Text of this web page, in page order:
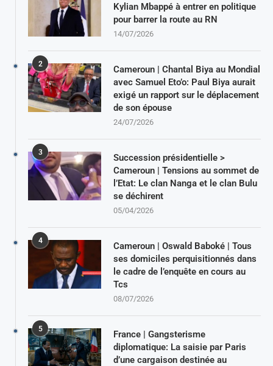
Kylian Mbappé à entrer en politique
pour barrer la route au RN
14/07/2026
2
Cameroun | Chantal Biya au Mondial
avec Samuel Eto’o: Paul Biya aurait
exigé un rapport sur le déplacement
de son épouse
24/07/2026
3
Succession présidentielle >
Cameroun | Tensions au sommet de
l’Etat: Le clan Nanga et le clan Bulu
se déchirent
05/04/2026
4
Cameroun | Oswald Baboké | Tous
ses domiciles perquisitionnés dans
le cadre de l’enquête en cours au
Tcs
08/07/2026
5
France | Gangsterisme
diplomatique: La saisie par Paris
d’une cargaison destinée au